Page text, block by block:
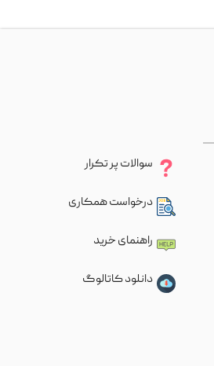
سوالات پر تکرار
درخواست همکاری
راهنمای خرید
دانلود کاتالوگ